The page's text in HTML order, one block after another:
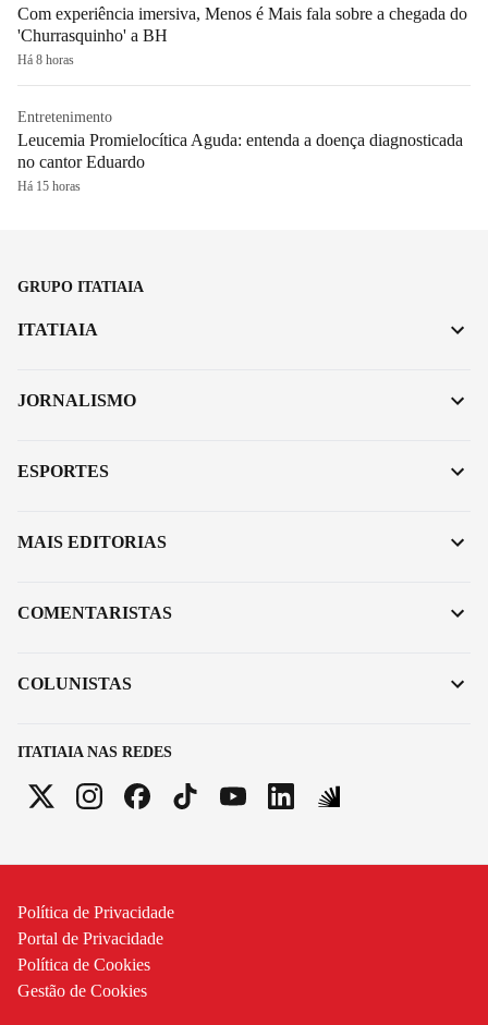
Com experiência imersiva, Menos é Mais fala sobre a chegada do
'Churrasquinho' a BH
Há 8 horas
Entretenimento
Leucemia Promielocítica Aguda: entenda a doença diagnosticada
no cantor Eduardo
Há 15 horas
GRUPO ITATIAIA
ITATIAIA NAS REDES
ITATIAIA
JORNALISMO
ESPORTES
MAIS EDITORIAS
COMENTARISTAS
COLUNISTAS
Política de Privacidade
Portal de Privacidade
Política de Cookies
Gestão de Cookies